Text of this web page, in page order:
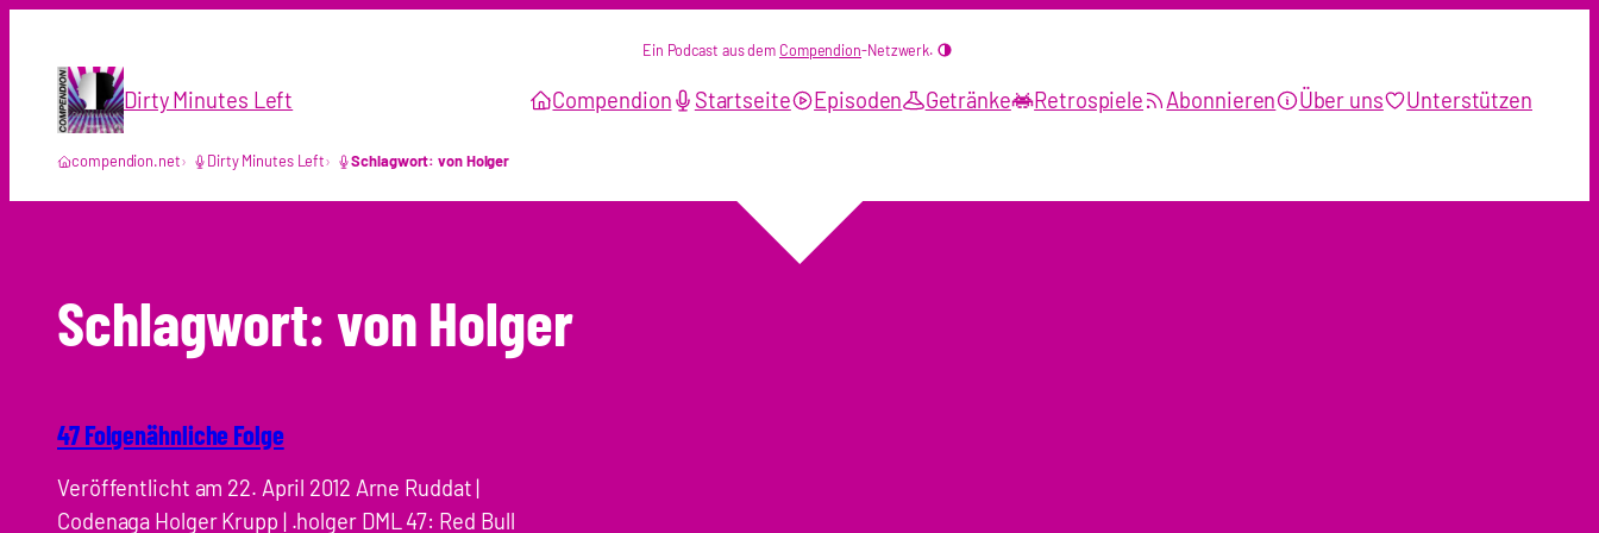
springen
Ein Podcast aus dem Compendion-Netzwerk.
Dirty Minutes Left Compendion Startseite Episoden Getränke Retrospiele Abonnieren Über uns Unterstützen
compendion.net Dirty Minutes Left Schlagwort: von Holger
Schlagwort:von Holger
47 Folgenähnliche Folge
Veröffentlicht am 22. April 2012 Arne Ruddat |
Codenaga Holger Krupp | .holger DML 47: Red Bull